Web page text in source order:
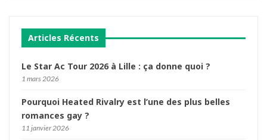
Articles Récents
Le Star Ac Tour 2026 à Lille : ça donne quoi ?
1 mars 2026
Pourquoi Heated Rivalry est l’une des plus belles
romances gay ?
11 janvier 2026